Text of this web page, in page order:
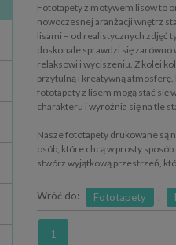
Fototapety z motywem lisów to
nowoczesnej aranżacji wnętrz
lisami – od realistycznych zdjęć
doskonale sprawdzi się zarówno
relaksowi i wyciszeniu. Z kolei
przytulną i kreatywną atmosferę.
fototapety z lisem mogą stać się
charakteru i wyróżnia się na tle
Nasze fototapety drukowane są
osób, które chcą w prosty
stwórz wyjątkową przestrzeń,
Wróć do: Fototapety ,
1